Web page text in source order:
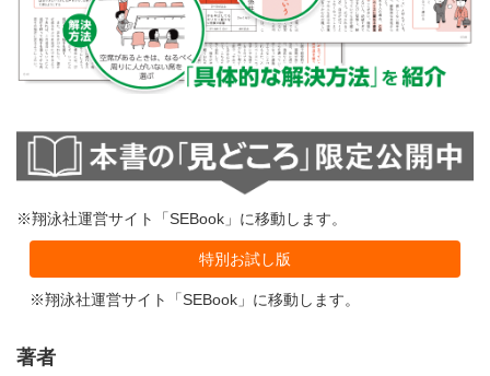
※翔泳社運営サイト「SEBook」に移動します。
特別お試し版
※翔泳社運営サイト「SEBook」に移動します。
著者